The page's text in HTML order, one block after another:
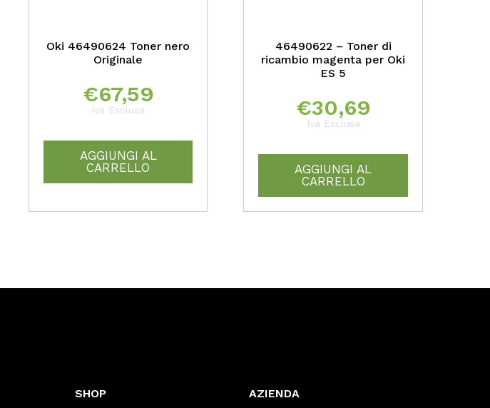
Oki 46490624 Toner nero
Originale
€67,59
Iva Esclusa
AGGIUNGI AL
CARRELLO
46490622 – Toner di
ricambio magenta per Oki
ES 5
€30,69
Iva Esclusa
AGGIUNGI AL
CARRELLO
SHOP AZIENDA